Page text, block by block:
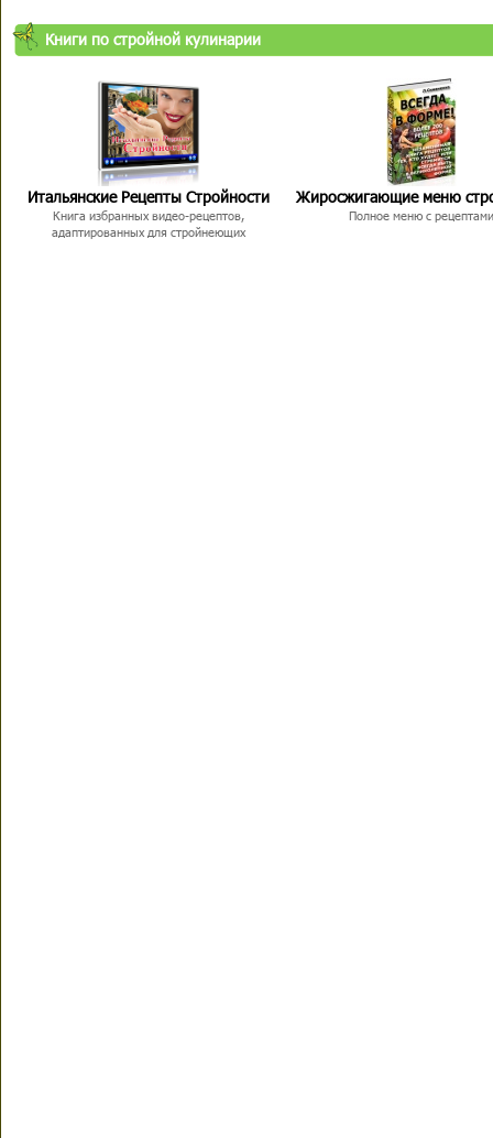
Книги по стройной кулинарии
Итальянские Рецепты Стройности
Книга избранных видео-рецептов,
адаптированных для стройнеющих
Жиросжигающие меню
Полное меню с рецептами